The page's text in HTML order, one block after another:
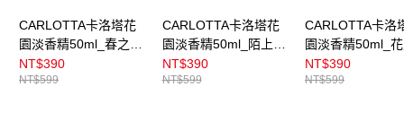
CARLOTTA卡洛塔花
園淡香精50ml_春之甦
醒
NT$390
NT$599
CARLOTTA卡洛塔花
園淡香精50ml_陌上幽
徑
NT$390
NT$599
CARLOTTA卡洛
園淡香精50ml_
露
NT$390
NT$599